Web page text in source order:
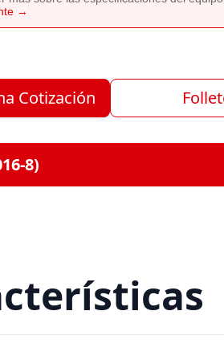
→
Cotización
8)